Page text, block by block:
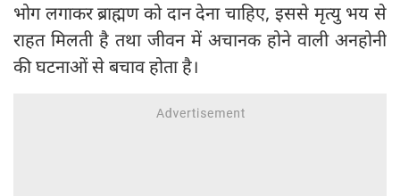
भोग लगाकर ब्राह्मण को दान देना चाहिए, इससे मृत्यु भय से
राहत मिलती है तथा जीवन में अचानक होने वाली अनहोनी
की घटनाओं से बचाव होता है।